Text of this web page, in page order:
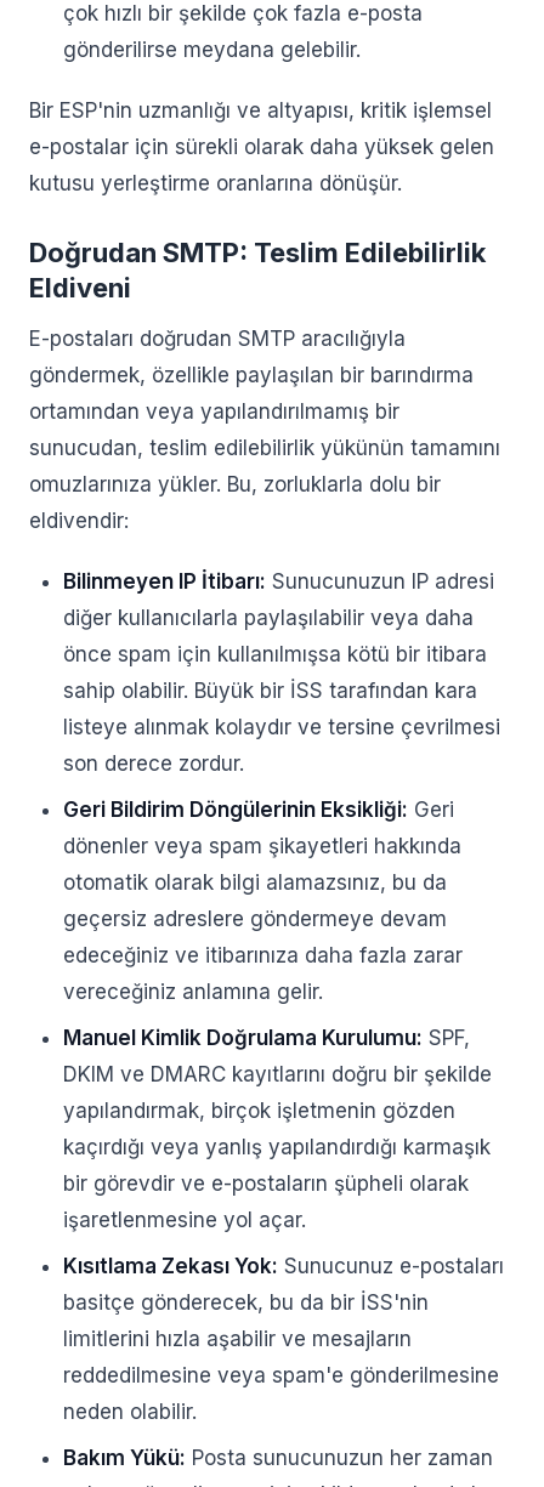
çok hızlı bir şekilde çok fazla e-posta
gönderilirse meydana gelebilir.
Bir ESP'nin uzmanlığı ve altyapısı, kritik işlemsel
e-postalar için sürekli olarak daha yüksek gelen
kutusu yerleştirme oranlarına dönüşür.
Doğrudan SMTP: Teslim Edilebilirlik
Eldiveni
E-postaları doğrudan SMTP aracılığıyla
göndermek, özellikle paylaşılan bir barındırma
ortamından veya yapılandırılmamış bir
sunucudan, teslim edilebilirlik yükünün tamamını
omuzlarınıza yükler. Bu, zorluklarla dolu bir
eldivendir:
Bilinmeyen IP İtibarı: Sunucunuzun IP adresi
diğer kullanıcılarla paylaşılabilir veya daha
önce spam için kullanılmışsa kötü bir itibara
sahip olabilir. Büyük bir İSS tarafından kara
listeye alınmak kolaydır ve tersine çevrilmesi
son derece zordur.
Geri Bildirim Döngülerinin Eksikliği: Geri
dönenler veya spam şikayetleri hakkında
otomatik olarak bilgi alamazsınız, bu da
geçersiz adreslere göndermeye devam
edeceğiniz ve itibarınıza daha fazla zarar
vereceğiniz anlamına gelir.
Manuel Kimlik Doğrulama Kurulumu: SPF,
DKIM ve DMARC kayıtlarını doğru bir şekilde
yapılandırmak, birçok işletmenin gözden
kaçırdığı veya yanlış yapılandırdığı karmaşık
bir görevdir ve e-postaların şüpheli olarak
işaretlenmesine yol açar.
Kısıtlama Zekası Yok: Sunucunuz e-postaları
basitçe gönderecek, bu da bir İSS'nin
limitlerini hızla aşabilir ve mesajların
reddedilmesine veya spam'e gönderilmesine
neden olabilir.
Bakım Yükü: Posta sunucunuzun her zaman